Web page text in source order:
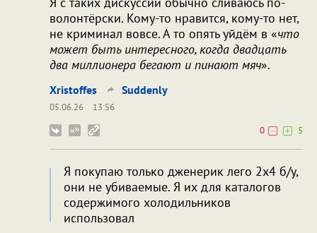
волонтёрски. Кому-то нравится, кому-то нет,
не криминал вовсе. А то опять уйдём в «что
может быть интересного, когда двадцать
два миллионера бегают и пинают мяч».
Xristoffes Suddenly
05.06.26
13:56
0
5
Я покупаю только дженерик лего 2х4 б/у,
они не убиваемые. Я их для каталогов
содержимого холодильников
использовал